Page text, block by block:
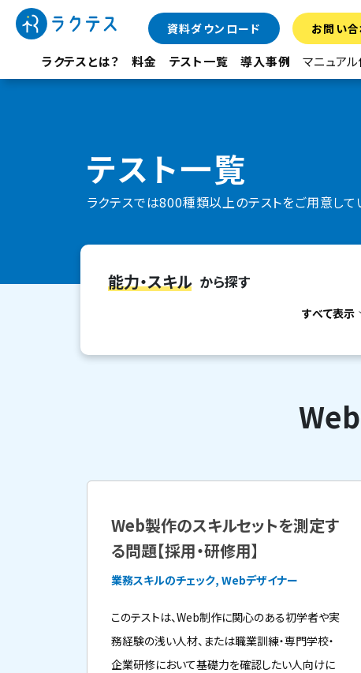
ラクテスとは？ 料金 テスト一覧 導入事例 マニュア
資料ダウンロード お問い
テスト一覧
ラクテスでは800種類以上のテストをご用意して
能力・スキル から探す
すべて表示
Web製作のスキルセットを測定す
る問題【採用・研修用】
業務スキルのチェック, Webデザイナー
このテストは、Web制作に関心のある初学者や実
務経験の浅い人材、または職業訓練・専門学校・
企業研修において基礎力を確認したい人向けに